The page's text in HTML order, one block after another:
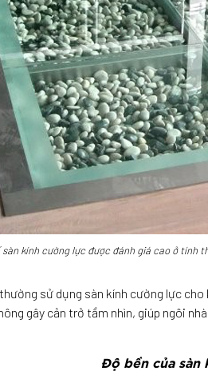
sàn kính cường lực được đánh giá cao ở tính
sử dụng sàn kính cường lực
gây cản trở tầm nhìn, giúp ngôi
Độ bền của sàn